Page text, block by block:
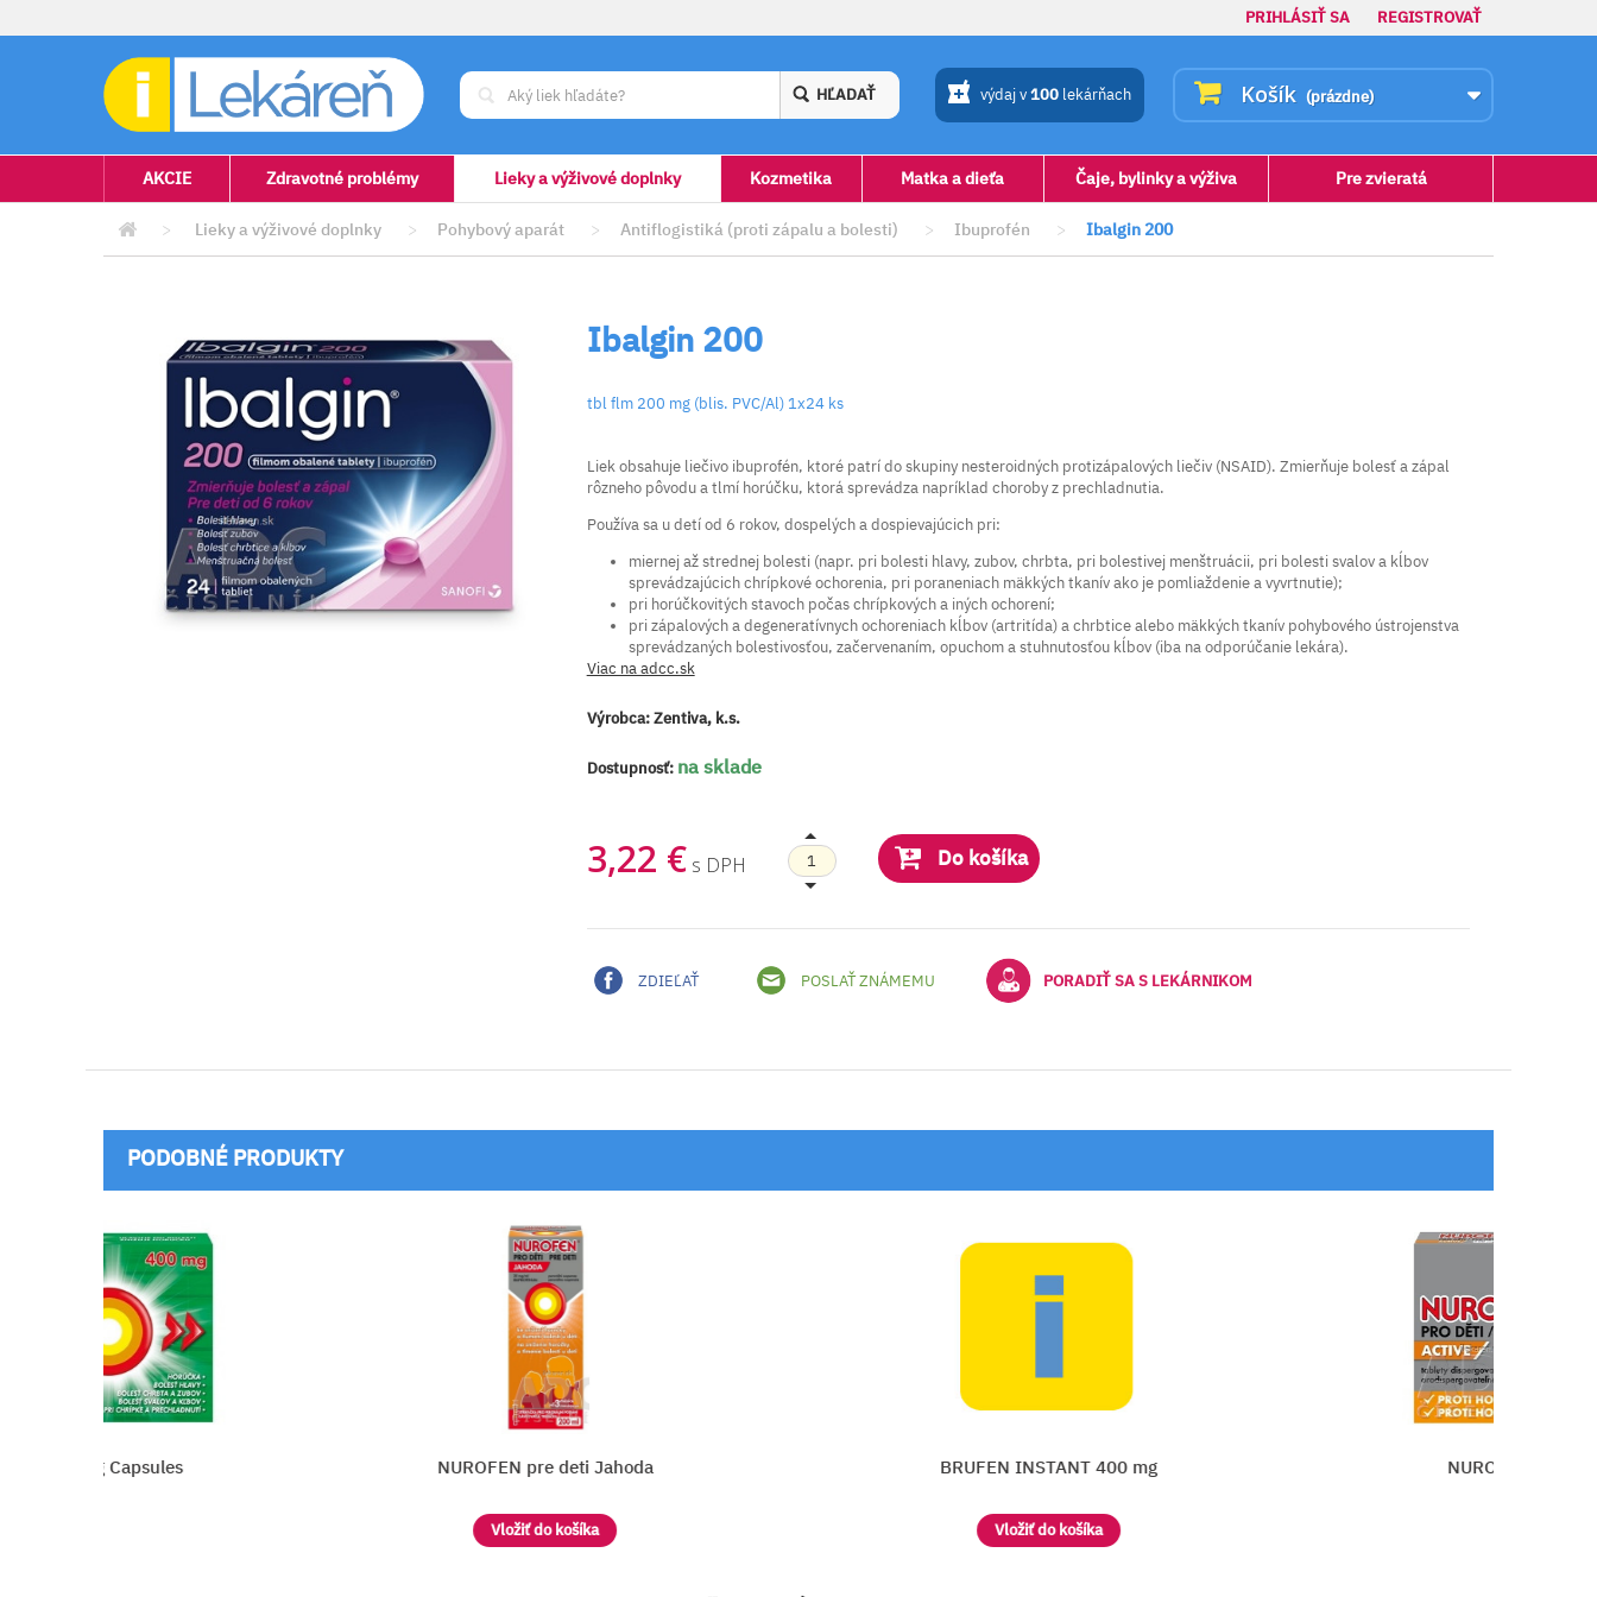
PRIHLÁSIŤ SA REGISTROVAŤ
Košík (prázdne)
HĽADAŤ výdaj v100 lekárňach
AKCIE Zdravotné problémy Lieky a výživové doplnky Kozmetika Matka a dieťa Čaje, bylinky a výživa Pre zvieratá
> Lieky a výživové doplnky > Pohybový aparát > Antiflogistiká (proti zápalu a bolesti) > Ibuprofén > Ibalgin 200
Ibalgin 200
tbl flm 200 mg (blis. PVC/Al) 1x24 ks
Liek obsahuje liečivo ibuprofén, ktoré patrí do skupiny nesteroidných protizápalových liečiv (NSAID). Zmierňuje bolesť a zápal
rôzneho pôvodu a tlmí horúčku, ktorá sprevádza napríklad choroby z prechladnutia.
Používa sa u detí od 6 rokov, dospelých a dospievajúcich pri:
miernej až strednej bolesti (napr. pri bolesti hlavy, zubov, chrbta, pri bolestivej menštruácii, pri bolesti svalov a kĺbov
sprevádzajúcich chrípkové ochorenia, pri poraneniach mäkkých tkanív ako je pomliaždenie a vyvrtnutie);
pri horúčkovitých stavoch počas chrípkových a iných ochorení;
pri zápalových a degeneratívnych ochoreniach kĺbov (artritída) a chrbtice alebo mäkkých tkanív pohybového ústrojenstva
sprevádzaných bolestivosťou, začervenaním, opuchom a stuhnutosťou kĺbov (iba na odporúčanie lekára).
Viac na adcc.sk
Výrobca:Zentiva, k.s.
Dostupnosť: na sklade
3,22 € s DPH Do košíka
ZDIEĽAŤ POSLAŤ ZNÁMEMU PORADIŤ SA S LEKÁRNIKOM
PODOBNÉ PRODUKTY
NUROFEN pre deti Jahoda
Vložiť do košíka
BRUFEN INSTANT 400 mg
Vložiť do košíka
NUROFEN pre deti Active